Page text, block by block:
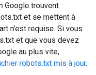
Google trouvent
et se mettent à
n'est requise. Si vous
et que vous devez
au plus vite,
robots.txt mis à jour.